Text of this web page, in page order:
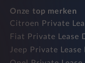
Onze top merken
Citroen Private
Fiat Private Lease
Jeep Private Lease